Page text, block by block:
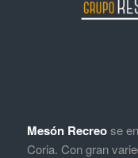
Mesón Recreose
Coria. Con gran